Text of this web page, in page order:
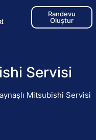
Randevu
Oluştur
Servisi
Mitsubishi Servisi